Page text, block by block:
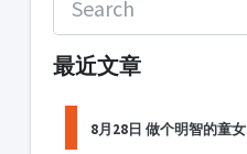
最近文章
8月28日 做个明智的童女